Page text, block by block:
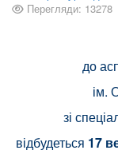
Перегляди: 13278
до
ім.
зі
відбудеться 17